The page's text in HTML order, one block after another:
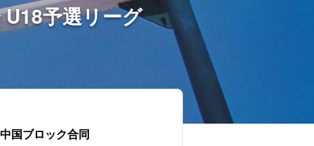
予選リーグ
国ブロック合同